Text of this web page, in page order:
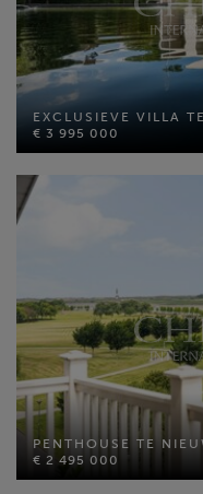
EXCLUSIEVE VILLA
€ 3 995 000
PENTHOUSE TE
€ 2 495 000